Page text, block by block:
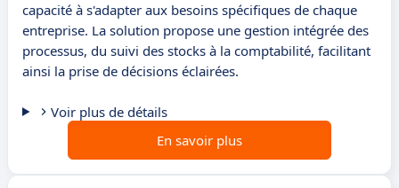
capacité à s'adapter aux besoins spécifiques de chaque
entreprise. La solution propose une gestion intégrée des
processus, du suivi des stocks à la comptabilité, facilitant
ainsi la prise de décisions éclairées.
Voir plus de détails
En savoir plus